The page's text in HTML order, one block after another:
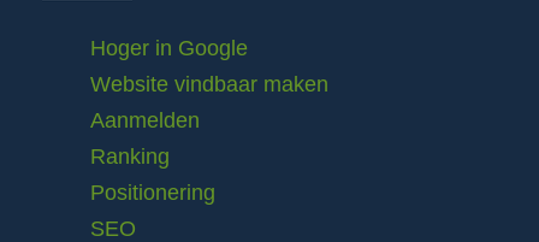
Hoger in Google
Website vindbaar maken
Aanmelden
Ranking
Positionering
SEO